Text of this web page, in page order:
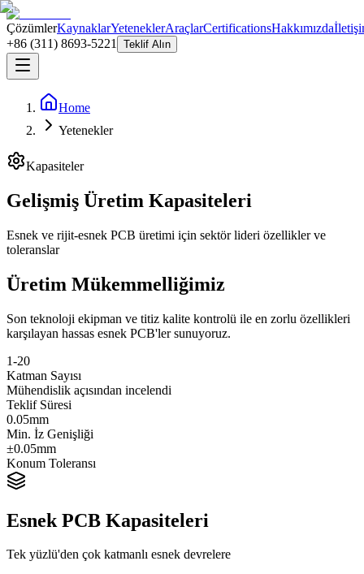
ÇözümlerKaynaklarYeteneklerAraçlarCertificationsHakkımızda
+86 (311) 8693-5221
Teklif Alın
Home
Yetenekler
Kapasiteler
Gelişmiş Üretim Kapasiteleri
Esnek ve rijit-esnek PCB üretimi için sektör lideri özellikler ve
toleranslar
Üretim Mükemmelliğimiz
Son teknoloji ekipman ve titiz kalite kontrolü ile en zorlu özellikleri
karşılayan hassas esnek PCB'ler sunuyoruz.
1-20
Katman Sayısı
Mühendislik açısından incelendi
Teklif Süresi
0.05mm
Min. İz Genişliği
±0.05mm
Konum Toleransı
Esnek PCB Kapasiteleri
Tek yüzlü'den çok katmanlı esnek devrelere